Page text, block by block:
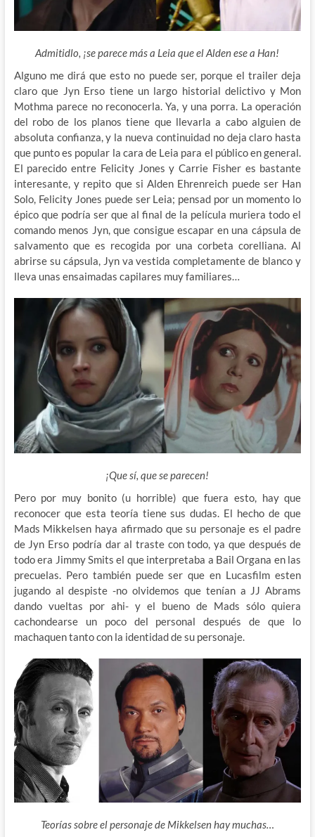
Admitidlo, ¡se parece más a Leia que el Alden ese a Han!
Alguno me dirá que esto no puede ser, porque el trailer deja
claro que Jyn Erso tiene un largo historial delictivo y Mon
Mothma parece no reconocerla. Ya, y una porra. La operación
del robo de los planos tiene que llevarla a cabo alguien de
absoluta confianza, y la nueva continuidad no deja claro hasta
que punto es popular la cara de Leia para el público en general.
El parecido entre Felicity Jones y Carrie Fisher es bastante
interesante, y repito que si Alden Ehrenreich puede ser Han
Solo, Felicity Jones puede ser Leia; pensad por un momento lo
épico que podría ser que al final de la película muriera todo el
comando menos Jyn, que consigue escapar en una cápsula de
salvamento que es recogida por una corbeta corelliana. Al
abrirse su cápsula, Jyn va vestida completamente de blanco y
lleva unas ensaimadas capilares muy familiares…
¡Que sí, que se parecen!
Pero por muy bonito (u horrible) que fuera esto, hay que
reconocer que esta teoría tiene sus dudas. El hecho de que
Mads Mikkelsen haya afirmado que su personaje es el padre
de Jyn Erso podría dar al traste con todo, ya que después de
todo era Jimmy Smits el que interpretaba a Bail Organa en las
precuelas. Pero también puede ser que en Lucasfilm esten
jugando al despiste -no olvidemos que tenían a JJ Abrams
dando vueltas por ahi- y el bueno de Mads sólo quiera
cachondearse un poco del personal después de que lo
machaquen tanto con la identidad de su personaje.
Teorías sobre el personaje de Mikkelsen hay muchas…